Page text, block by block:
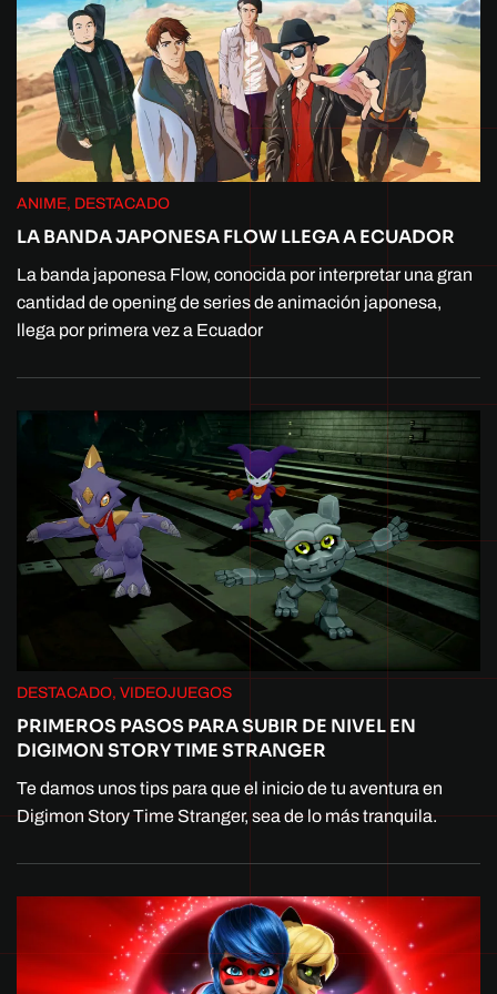
ANIME, DESTACADO
LA BANDA JAPONESA FLOW LLEGA A ECUADOR
La banda japonesa Flow, conocida por interpretar una gran
cantidad de opening de series de animación japonesa,
llega por primera vez a Ecuador
DESTACADO, VIDEOJUEGOS
PRIMEROS PASOS PARA SUBIR DE NIVEL EN
DIGIMON STORY TIME STRANGER
Te damos unos tips para que el inicio de tu aventura en
Digimon Story Time Stranger, sea de lo más tranquila.